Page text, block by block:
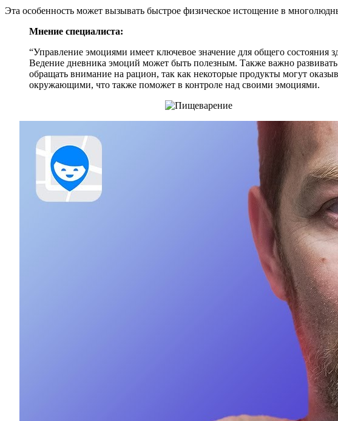
Эта особенность может вызывать быстрое физическое истощение в
Мнение специалиста:
“Управление эмоциями имеет ключевое значение для общего
Ведение дневника эмоций может быть полезным. Также важно
обращать внимание на рацион, так как некоторые продукты могут
окружающими, что также поможет в контроле над своими эмоциями.